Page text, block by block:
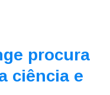
procura
ciência e